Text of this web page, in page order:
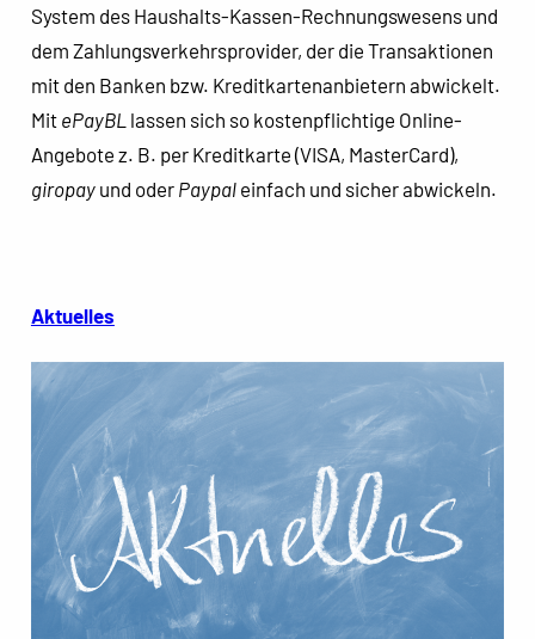
System des Haushalts-Kassen-Rechnungswesens und
dem Zahlungsverkehrsprovider, der die Transaktionen
mit den Banken bzw. Kreditkartenanbietern abwickelt.
Mit ePayBL lassen sich so kostenpflichtige Online-
Angebote z. B. per Kreditkarte (VISA, MasterCard),
giropayund oder Paypaleinfach und sicher abwickeln.
Aktuelles